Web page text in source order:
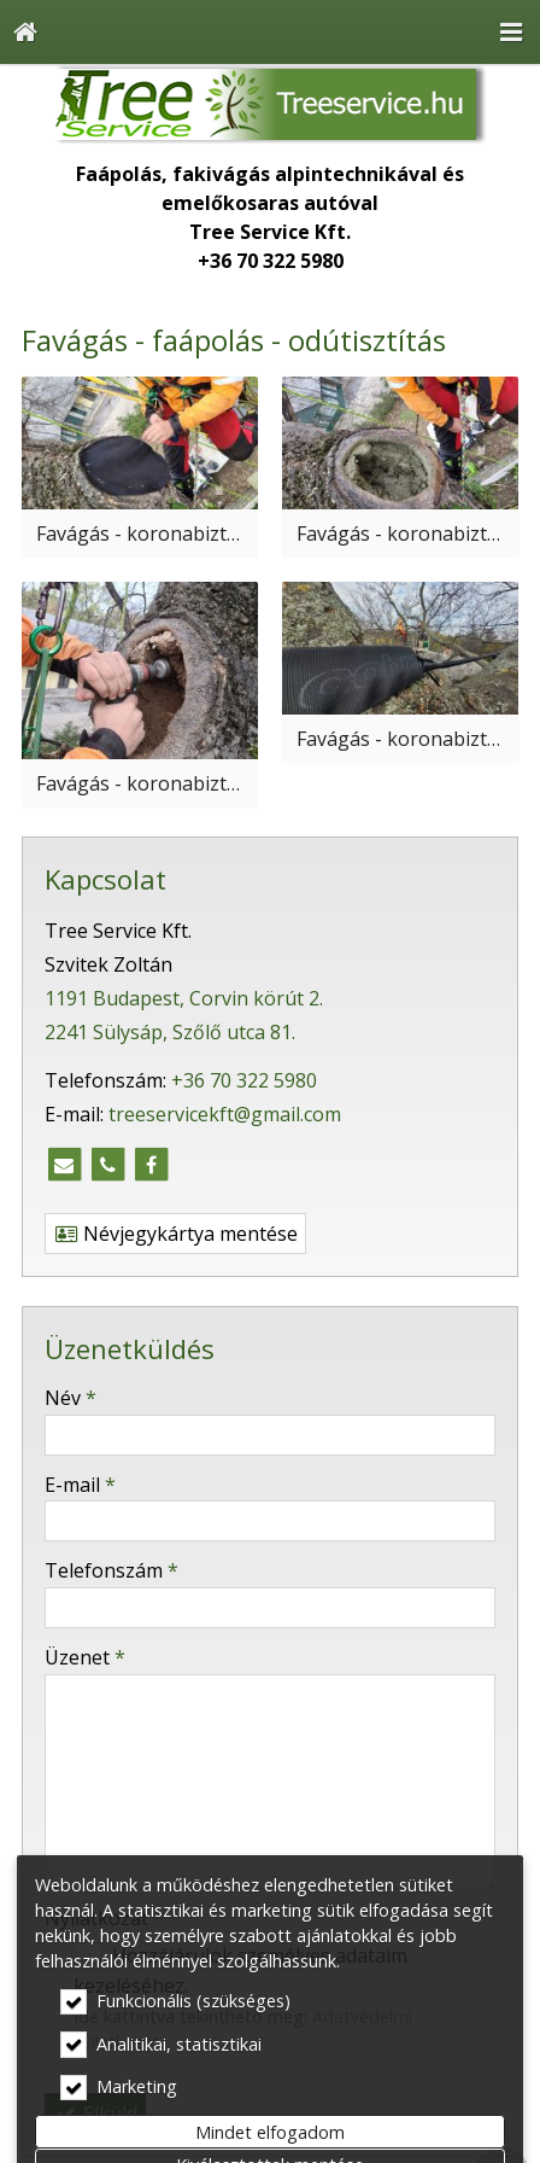
Faápolás, fakivágás alpintechnikával és
emelőkosaras autóval
Tree Service Kft.
+36 70 322 5980
Favágás - faápolás - odútisztítás
Favágás - koronabiztosítás Favágás - koronabiztosítás
Favágás - koronabiztosítás
Favágás - koronabiztosítás
Kapcsolat
Tree Service Kft.
Szvitek Zoltán
1191 Budapest, Corvin körút 2.
2241 Sülysáp, Szőlő utca 81.
Telefonszám: +36 70 322 5980
E-mail: treeservicekft@gmail.com
Névjegykártya mentése
Üzenetküldés
-
Név*
E-mail *
Telefonszám *
Üzenet*
Nyilatkozat*
Hozzájárulok személyes adataim
kezeléséhez.
Ide kattintva tekinthető meg:
nyilatkozat.
Elküld
Weboldalunk a működéshez elengedhetetlen sütiket
használ. A statisztikai és marketing sütik elfogadása segít
nekünk, hogy személyre szabott ajánlatokkal és jobb
felhasználói élménnyel szolgálhassunk.
Funkcionális (szükséges)
Analitikai, statisztikai
Marketing
Mindet elfogadom